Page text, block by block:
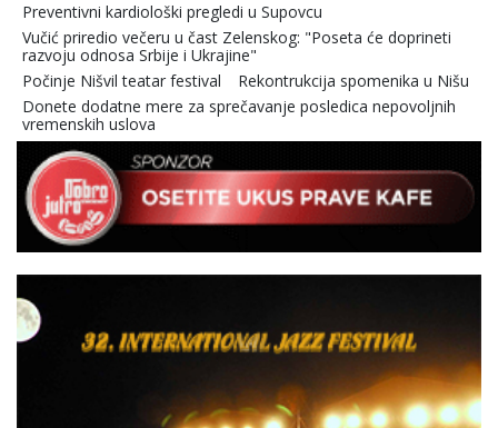
Preventivni kardiološki pregledi u Supovcu
Vučić priredio večeru u čast Zelenskog: "Poseta će doprineti
razvoju odnosa Srbije i Ukrajine"
Počinje Nišvil teatar festival
Rekontrukcija spomenika u Nišu
Donete dodatne mere za sprečavanje posledica nepovoljnih
vremenskih uslova